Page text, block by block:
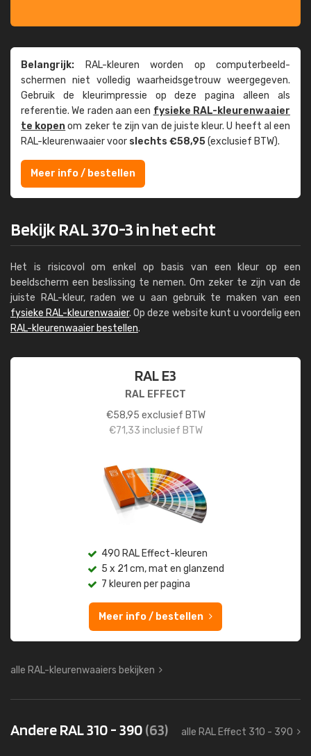
Belangrijk: RAL-kleuren worden op computer­beeld­
schermen niet volledig waarheids­­getrouw weer­gegeven.
Gebruik de kleur­impressie op deze pagina alleen als
referentie. We raden aan een fysieke RAL-kleuren­waaier
te kopenom zeker te zijn van de juiste kleur. U heeft al een
RAL-kleuren­waaier voor slechts €58,95(exclusief BTW).
Meer info / bestellen
Bekijk RAL 370-3 in het echt
Het is risicovol om enkel op basis van een kleur op een
beeldscherm een beslissing te nemen. Om zeker te zijn van de
juiste RAL-kleur, raden we u aan gebruik te maken van een
fysieke RAL-kleurenwaaier. Op deze website kunt u voordelig een
RAL-kleurenwaaier bestellen.
RAL E3
RAL EFFECT
€58,95 exclusief BTW
€71,33 inclusief BTW
490 RAL Effect-kleuren
5 x 21 cm, mat en glanzend
7 kleuren per pagina
Meer info / bestellen
alle RAL-kleurenwaaiers bekijken
Andere RAL 310 - 390(63) alle RAL Effect 310 - 390